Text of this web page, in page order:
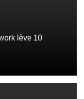
lève 10